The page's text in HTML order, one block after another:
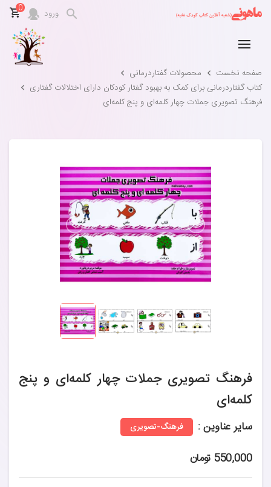
ورود 0
صفحه نخست
محصولات گفتاردرمانی
کتاب گفتاردرمانی برای کمک به بهبود گفتار کودکان دارای اختلالات گفتاری
فرهنگ تصویری جملات چهار کلمه‌ای و پنج کلمه‌ای
فرهنگ تصویری جملات چهار کلمه‌ای و پنج
کلمه‌ای
سایر عناوین : فرهنگ-تصویری
550,000 تومان